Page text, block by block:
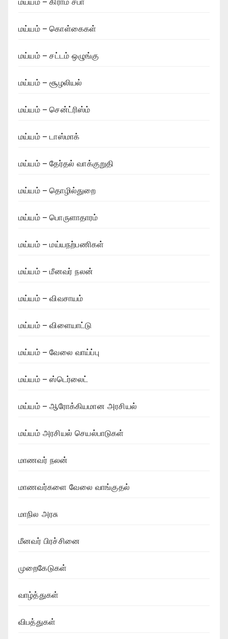
மய்யம் – கொள்கைகள்
மய்யம் – சட்டம் ஒழுங்கு
மய்யம் – சூழலியல்
மய்யம் – சென்ட்ரிஸ்ம்
மய்யம் – டாஸ்மாக்
மய்யம் – தேர்தல் வாக்குறுதி
மய்யம் – தொழில்துறை
மய்யம் – பொருளாதாரம்
மய்யம் – மய்யநற்பணிகள்
மய்யம் – மீனவர் நலன்
மய்யம் – விவசாயம்
மய்யம் – விளையாட்டு
மய்யம் – வேலை வாய்ப்பு
மய்யம் – ஸ்டெர்லைட்
மய்யம் – ஆரோக்கியமான அரசியல்
மய்யம் அரசியல் செயல்பாடுகள்
மாணவர் நலன்
மாணவர்களை வேலை வாங்குதல்
மாநில அரசு
மீனவர் பிரச்சினை
முறைகேடுகள்
வாழ்த்துகள்
விபத்துகள்